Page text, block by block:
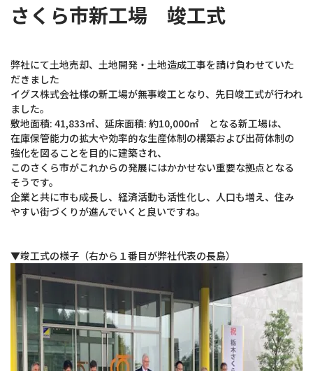
さくら市新工場 竣工式
弊社にて土地売却、土地開発・土地造成工事を請け負わせていた
だきました
イグス株式会社様の新工場が無事竣工となり、先日竣工式が行われ
ました。
敷地面積: 41,833㎡、延床面積: 約10,000㎡ となる新工場は、
在庫保管能力の拡大や効率的な生産体制の構築および出荷体制の
強化を図ることを目的に建築され、
このさくら市がこれからの発展にはかかせない重要な拠点となる
そうです。
企業と共に市も成長し、経済活動も活性化し、人口も増え、住み
やすい街づくりが進んでいくと良いですね。
▼竣工式の様子（右から１番目が弊社代表の長島）